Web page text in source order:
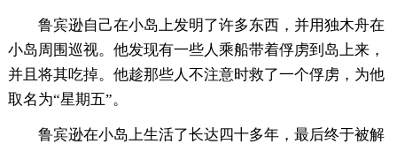
鲁宾逊自己在小岛上发明了许多东西，并用独木舟在
小岛周围巡视。他发现有一些人乘船带着俘虏到岛上来，
并且将其吃掉。他趁那些人不注意时救了一个俘虏，为他
取名为“星期五”。
鲁宾逊在小岛上生活了长达四十多年，最后终于被解